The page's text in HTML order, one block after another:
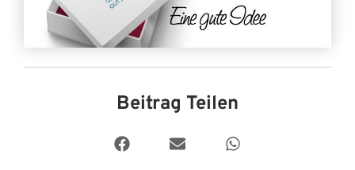
Beitrag Teilen